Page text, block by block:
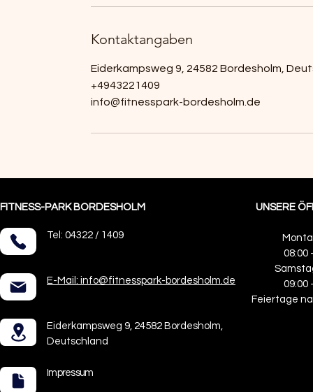
Kontaktangaben
Eiderkampsweg 9, 24582 Bordesholm,
+4943221409
info@fitnesspark-bordesholm.de
FITNESS-PARK BORDESHOLM
Tel: 04322 / 1409
E-Mail: info@fitnesspark-bordesholm.de
UNSERE
08:00
09:00
Feiertage
Eiderkampsweg 9, 24582 Bordesholm,
Deutschland
Impressum